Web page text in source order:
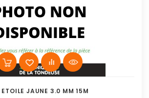
ETOILE JAUNE 3.0 MM 15M